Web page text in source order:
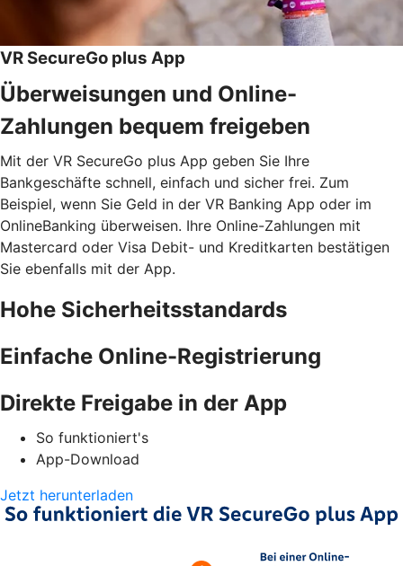
VR SecureGo plus App
Überweisungen und Online-
Zahlungen bequem freigeben
Mit der VR SecureGo plus App geben Sie Ihre
Bankgeschäfte schnell, einfach und sicher frei. Zum
Beispiel, wenn Sie Geld in der VR Banking App oder im
OnlineBanking überweisen. Ihre Online-Zahlungen mit
Mastercard oder Visa Debit- und Kreditkarten bestätigen
Sie ebenfalls mit der App.
Hohe Sicherheitsstandards
Einfache Online-Registrierung
Direkte Freigabe in der App
So funktioniert's
App-Download
Jetzt herunterladen